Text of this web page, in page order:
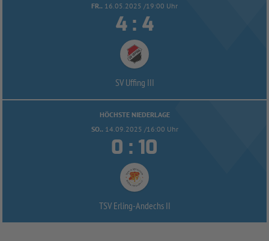
FR.. 16.05.2025 /19:00 Uhr
 : 
SV Uffing III
HÖCHSTE NIEDERLAGE
SO.. 14.09.2025 /16:00 Uhr
 : 
TSV Erling-Andechs II